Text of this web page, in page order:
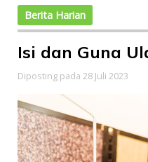
Berita Harian
Isi dan Guna
Diposting pada 28 Juli 2023